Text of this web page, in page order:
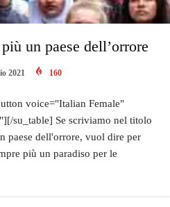
un paese dell’orrore
2021 160
voice="Italian Female"
su_table] Se scriviamo nel titolo
paese dell'orrore, vuol dire per
più un paradiso per le